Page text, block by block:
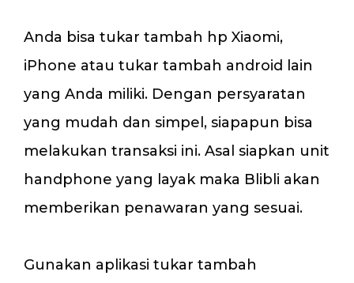
Anda bisa tukar tambah hp Xiaomi,
iPhone atau tukar tambah android lain
yang Anda miliki. Dengan persyaratan
yang mudah dan simpel, siapapun bisa
melakukan transaksi ini. Asal siapkan unit
handphone yang layak maka Blibli akan
memberikan penawaran yang sesuai.
Gunakan aplikasi tukar tambah